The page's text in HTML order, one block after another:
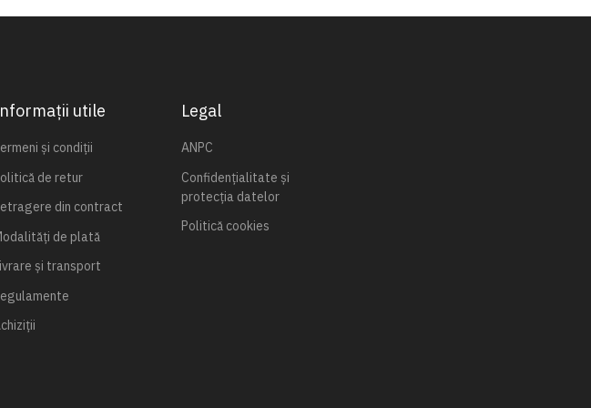
utile
și condiții
de retur
din contract
de plată
și transport
Legal
ANPC
Confidențialitate și
protecția datelor
Politică cookies